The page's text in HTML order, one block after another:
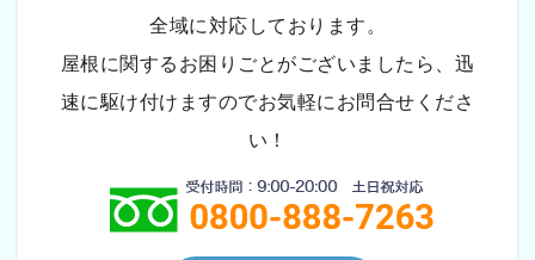
全域に対応しております。
屋根に関するお困りごとがございましたら、迅
速に駆け付けますのでお気軽にお問合せくださ
い！